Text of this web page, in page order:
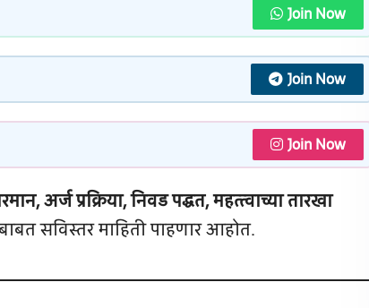
Join Now
Join Now
Join Now
अर्ज प्रक्रिया, निवड पद्धत, महत्त्वाच्या तारखा
सविस्तर माहिती पाहणार आहोत.